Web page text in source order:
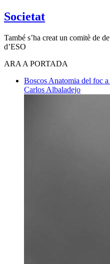
Societat
També s’ha creat un comitè de
d’ESO
ARA A PORTADA
Boscos Anatomia del foc
Carlos Albaladejo